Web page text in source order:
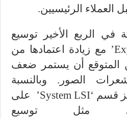
الرئيسيين.
الربع الأخير توسيع
إمدادات ‘Exynos 2400’ مع زيادة اعتمادها من
المتوقع أن يستمر ضعف
الصور. وبالنسبة
لمشغلات ‘DDI’، يركز قسم ‘System LSI’ على
مثل توسيع